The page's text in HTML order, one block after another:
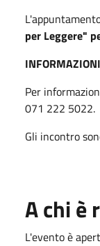
per Leggere"
Per
071 222 5022.
Gli incontro
A chi è
L'evento è